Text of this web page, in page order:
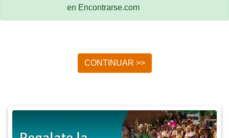
en Encontrarse.com
CONTINUAR >>